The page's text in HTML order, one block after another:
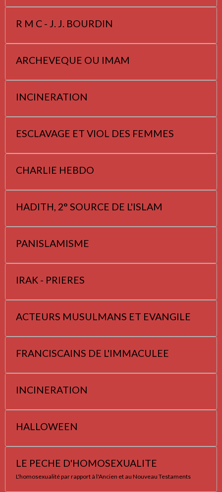
R M C - J. J. BOURDIN
ARCHEVEQUE OU IMAM
INCINERATION
ESCLAVAGE ET VIOL DES FEMMES
CHARLIE HEBDO
HADITH, 2° SOURCE DE L'ISLAM
PANISLAMISME
IRAK - PRIERES
ACTEURS MUSULMANS ET EVANGILE
FRANCISCAINS DE L'IMMACULEE
INCINERATION
HALLOWEEN
LE PECHE D'HOMOSEXUALITE
L'homosexualité par rapport à l'Ancien et au Nouveau Testaments